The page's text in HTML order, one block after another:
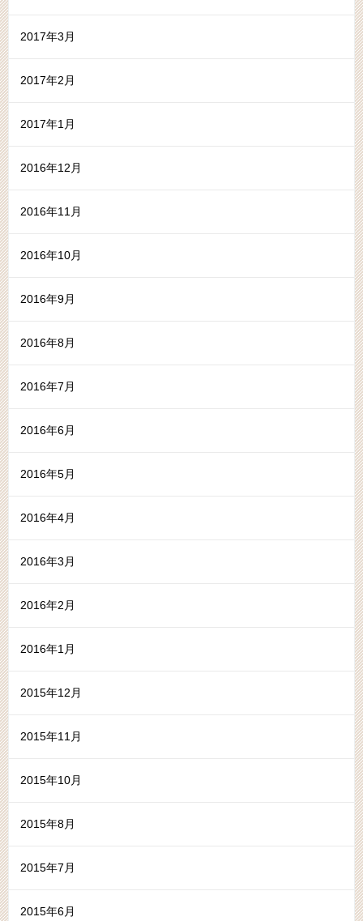
2017年3月
2017年2月
2017年1月
2016年12月
2016年11月
2016年10月
2016年9月
2016年8月
2016年7月
2016年6月
2016年5月
2016年4月
2016年3月
2016年2月
2016年1月
2015年12月
2015年11月
2015年10月
2015年8月
2015年7月
2015年6月